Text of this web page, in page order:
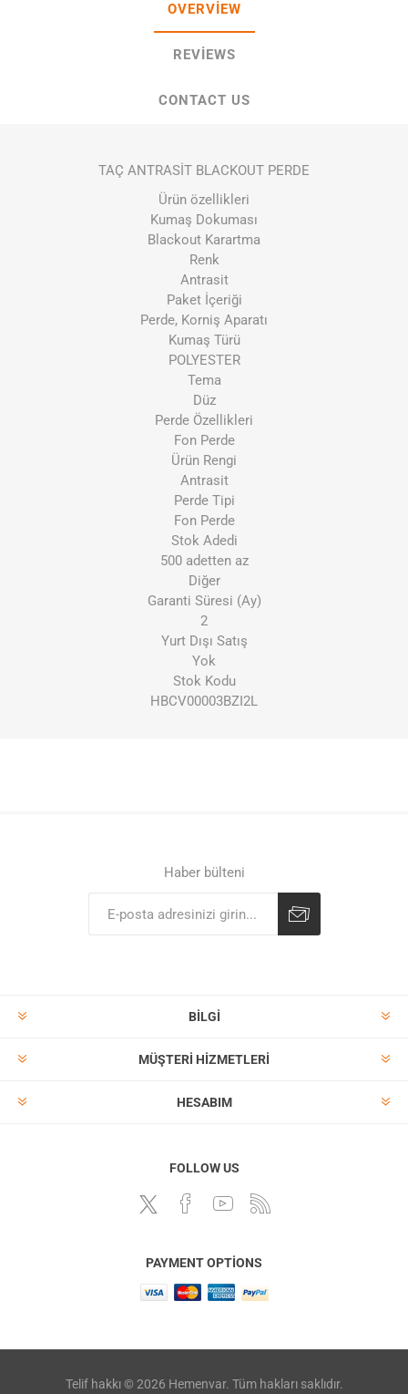
OVERVIEW
REVIEWS
CONTACT US
TAÇ ANTRASİT BLACKOUT PERDE
Ürün özellikleri
Kumaş Dokuması
Blackout Karartma
Renk
Antrasit
Paket İçeriği
Perde, Korniş Aparatı
Kumaş Türü
POLYESTER
Tema
Düz
Perde Özellikleri
Fon Perde
Ürün Rengi
Antrasit
Perde Tipi
Fon Perde
Stok Adedi
500 adetten az
Diğer
Garanti Süresi (Ay)
2
Yurt Dışı Satış
Yok
Stok Kodu
HBCV00003BZI2L
Haber bülteni
BILGI
MÜŞTERI HIZMETLERI
HESABIM
FOLLOW US
PAYMENT OPTIONS
Telif hakkı © 2026 Hemenvar. Tüm hakları saklıdır.